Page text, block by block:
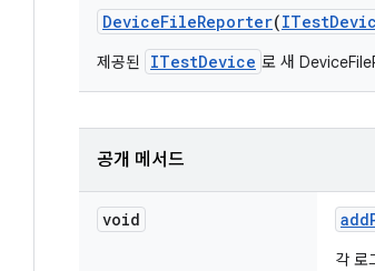
DeviceFileReporter(ITest
제공된 ITestDevice 로 새
공개 메서드
void add
각 로